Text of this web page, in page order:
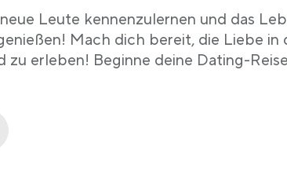
Leute kennenzulernen und das
Mach dich bereit, die Liebe in
zu erleben! Beginne deine Dating-